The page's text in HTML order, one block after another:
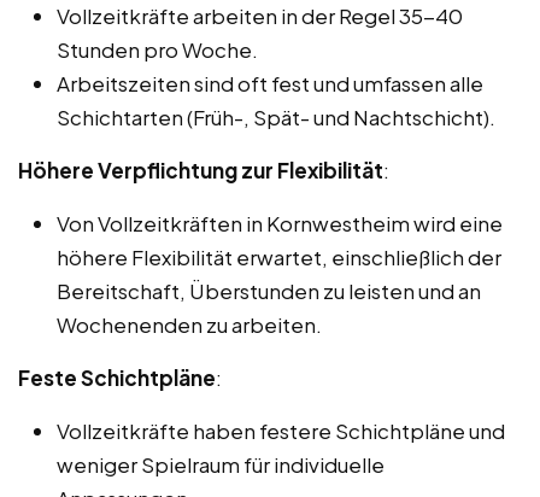
Vollzeitkräfte arbeiten in der Regel 35-40
Stunden pro Woche.
Arbeitszeiten sind oft fest und umfassen alle
Schichtarten (Früh-, Spät- und Nachtschicht).
Höhere Verpflichtung zur Flexibilität:
Von Vollzeitkräften in Kornwestheim wird eine
höhere Flexibilität erwartet, einschließlich der
Bereitschaft, Überstunden zu leisten und an
Wochenenden zu arbeiten.
Feste Schichtpläne:
Vollzeitkräfte haben festere Schichtpläne und
weniger Spielraum für individuelle